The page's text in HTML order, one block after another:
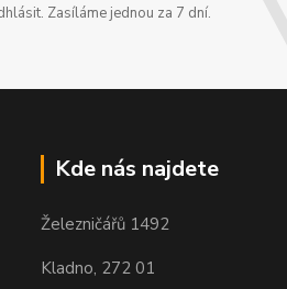
Zasíláme jednou za 7 dní.
Kde nás najdete
Železničářů 1492
Kladno, 272 01